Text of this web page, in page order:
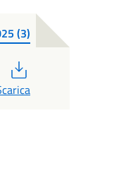
(3)